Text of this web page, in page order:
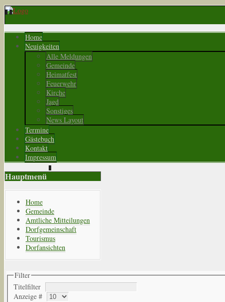
Home
Neuigkeiten
Alle Meldungen
Gemeinde
Heimatfest
Feuerwehr
Kirche
Jagd
Sonstiges
News Layout
Termine
Gästebuch
Kontakt
Impressum
Hauptmenü
Home
Gemeinde
Amtliche Mitteilungen
Dorfgemeinschaft
Tourismus
Dorfansichten
Filter
Titelfilter
Anzeige #